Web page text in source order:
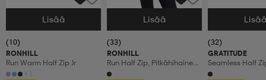
Valitse Koko
Lisää
(10)
RONHILL
Run Warm Half Zip Jr
Valitse Koko
Lisää
(33)
RONHILL
Run Half Zip, Pitkähihainen
Treenipaita, Naisten
Valitse Koko
(32)
GRATITUDE
Seamless Half